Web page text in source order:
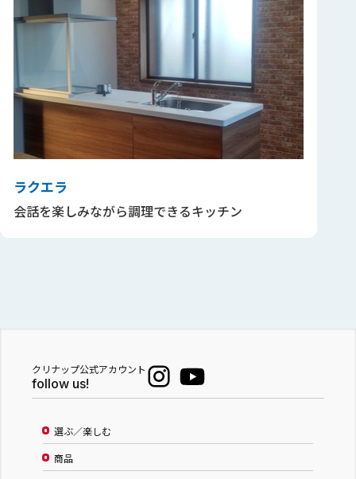
ラクエラ
会話を楽しみながら調理できるキッチン
クリナップ公式アカウント
follow us!
選ぶ／楽しむ
商品